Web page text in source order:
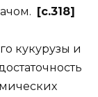
[c.318]
кукурузы и